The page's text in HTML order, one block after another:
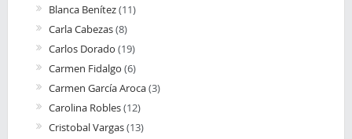
Blanca Benítez(11)
Carla Cabezas(8)
Carlos Dorado (19)
Carmen Fidalgo (6)
Carmen García Aroca(3)
Carolina Robles(12)
Cristobal Vargas(13)